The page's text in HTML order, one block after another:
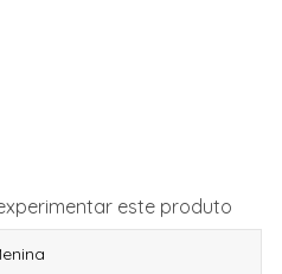
este produto